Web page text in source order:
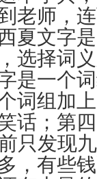
老师，
夏文字
选择词
是一个
词组加
话；第
只发现
，有些